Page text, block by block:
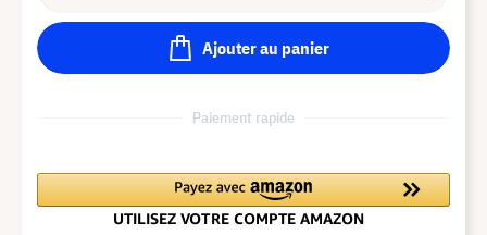
Ajouter au panier
Paiement rapide